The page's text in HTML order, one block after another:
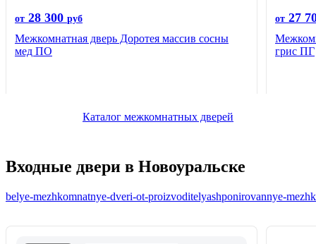
от 28 300 руб
Межкомнатная дверь Доротея массив сосны
мед ПО
от 27
грис ПГ
Каталог межкомнатных дверей
Входные двери в Новоуральске
belye-mezhkomnatnye-dveri-ot-proizvoditelyashponirovannye-